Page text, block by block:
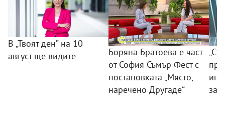
В „Твоят ден” на 10
август ще видите
Боряна Братоева е част
от София Съмър Фест с
постановката „Място,
наречено Другаде“